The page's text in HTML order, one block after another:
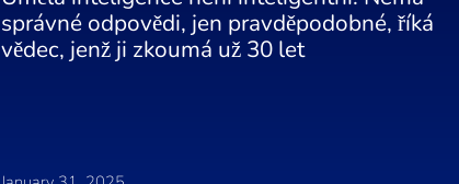
správné odpovědi, jen pravděpodobné, říká
vědec, jenž ji zkoumá už 30 let